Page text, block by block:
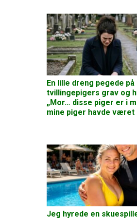
En lille dreng pegede på
tvillingepigers grav og
„Mor… disse piger er i
mine piger havde været
Jeg hyrede en